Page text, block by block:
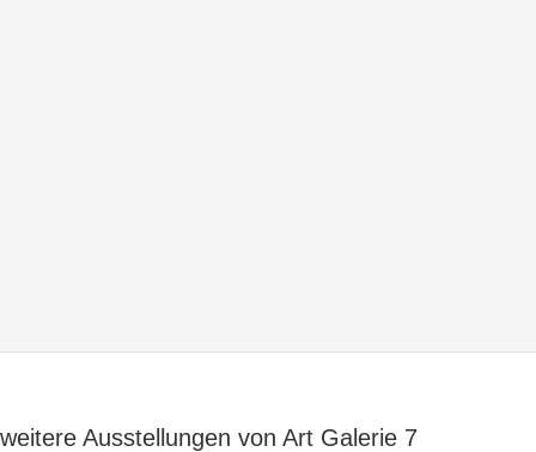
weitere Ausstellungen von Art Galerie 7